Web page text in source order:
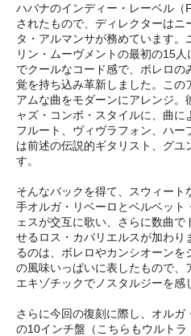
ハバナのインディー・レーベル（
されたもので、ディレクターは
タ・アルマンサが務めています
リン・ムーヴメントの最初の15
でクールなコード感で、ボレロ
覚を持ち込み革新しました。この
アムな曲をモダーンにアレンジ
ャズ・コンボ・スタイルに、曲に
フルート、ヴィヴラフォン、ハ
は前述の伝説的ギタリスト、グユ
す。
そんなバックを得て、スウィー
手オルガ・リベーロとベルベット
ェスが交互に歌い、さらに数曲
せるロス・カバリエルスが加わ
るのは、ボレロやカンシオーンを
の風味いっぱいに表したもので
エキゾチックでノスタルジーを感
さらに今回の復刻に際し、オル
の10インチ盤（こちらもウルト